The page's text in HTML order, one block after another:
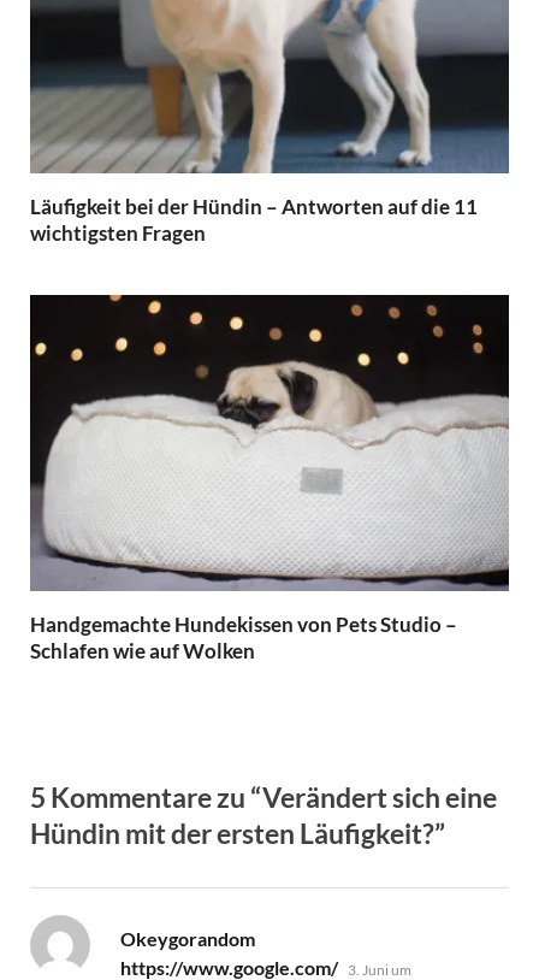
Läufigkeit bei der Hündin – Antworten auf die 11
wichtigsten Fragen
Handgemachte Hundekissen von Pets Studio –
Schlafen wie auf Wolken
5 Kommentare zu “Verändert sich eine
Hündin mit der ersten Läufigkeit?”
Okeygorandom
https://www.google.com/ sagt:
3. Juni um